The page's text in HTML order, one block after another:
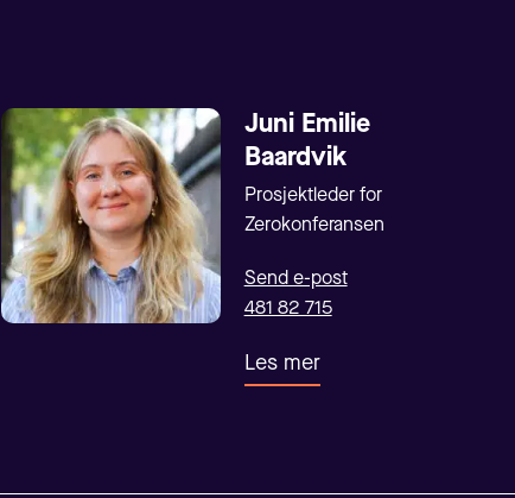
Juni Emilie
Baardvik
Prosjektleder for
Zerokonferansen
Send e-post
481 82 715
Les mer